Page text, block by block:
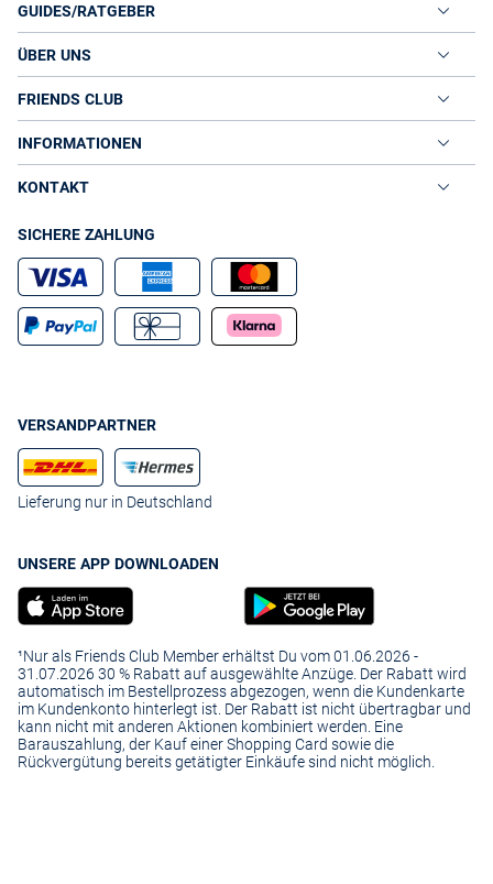
GUIDES/RATGEBER
ÜBER UNS
FRIENDS CLUB
INFORMATIONEN
KONTAKT
SICHERE ZAHLUNG
VERSANDPARTNER
Lieferung nur in Deutschland
UNSERE APP DOWNLOADEN
¹Nur als Friends Club Member erhältst Du vom 01.06.2026 -
31.07.2026 30 % Rabatt auf ausgewählte Anzüge. Der Rabatt wird
automatisch im Bestellprozess abgezogen, wenn die Kundenkarte
im Kundenkonto hinterlegt ist. Der Rabatt ist nicht übertragbar und
kann nicht mit anderen Aktionen kombiniert werden. Eine
Barauszahlung, der Kauf einer Shopping Card sowie die
Rückvergütung bereits getätigter Einkäufe sind nicht möglich.